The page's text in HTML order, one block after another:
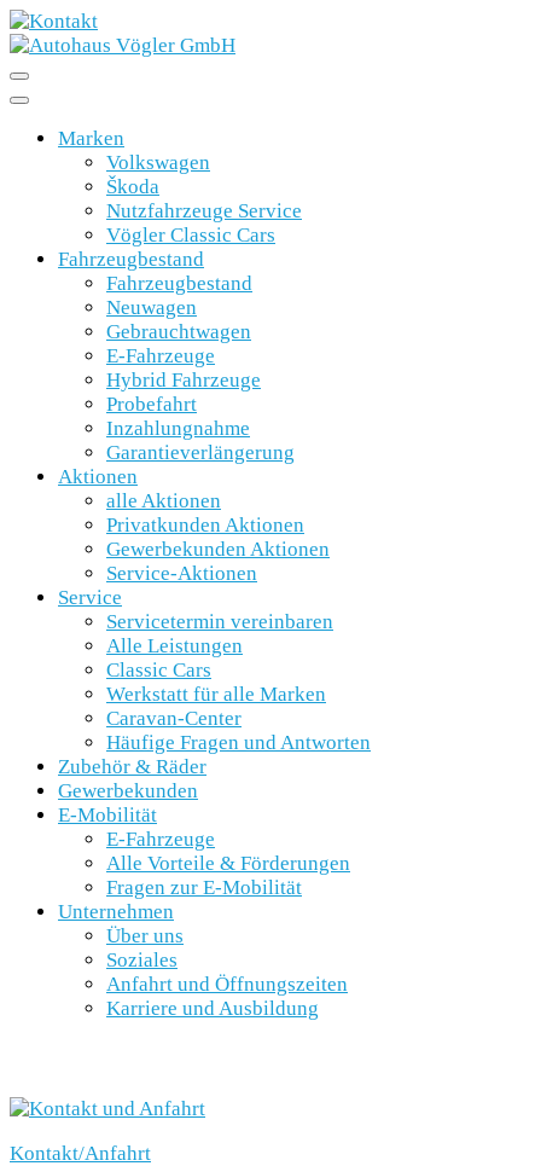
Marken
Volkswagen
Škoda
Nutzfahrzeuge Service
Vögler Classic Cars
Fahrzeugbestand
Fahrzeugbestand
Neuwagen
Gebrauchtwagen
E-Fahrzeuge
Hybrid Fahrzeuge
Probefahrt
Inzahlungnahme
Garantieverlängerung
Aktionen
alle Aktionen
Privatkunden Aktionen
Gewerbekunden Aktionen
Service-Aktionen
Service
Servicetermin vereinbaren
Alle Leistungen
Classic Cars
Werkstatt für alle Marken
Caravan-Center
Häufige Fragen und Antworten
Zubehör & Räder
Gewerbekunden
E-Mobilität
E-Fahrzeuge
Alle Vorteile & Förderungen
Fragen zur E-Mobilität
Unternehmen
Über uns
Soziales
Anfahrt und Öffnungszeiten
Karriere und Ausbildung
Kontakt/Anfahrt